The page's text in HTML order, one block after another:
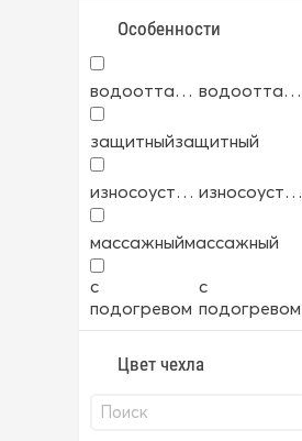
Особенности
водоотталкивающий водоотталкивающий
защитныйзащитный
износоустойчивый износоустойчивый
массажныймассажный
с
подогревом
с
подогревом
Цвет чехла